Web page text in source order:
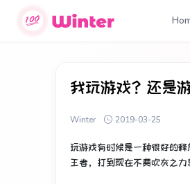
我玩游戏？还是
Winter 2019-03-25
玩游戏有时候是一种很好的
王者，打到现在不费吹灰之